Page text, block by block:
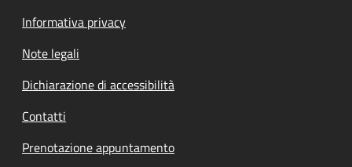
Informativa privacy
Note legali
Dichiarazione di accessibilità
Contatti
Prenotazione appuntamento